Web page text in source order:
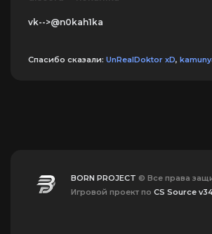
vk-->@n0kah1ka
Спасибо сказали: UnRealDoktor xD,
BORN PROJECT © Все права
Игровой проект по CS Source